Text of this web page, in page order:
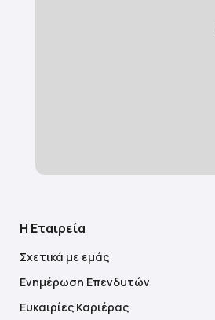
Η Εταιρεία
Σχετικά με εμάς
Ενημέρωση Επενδυτών
Ευκαιρίες Καριέρας